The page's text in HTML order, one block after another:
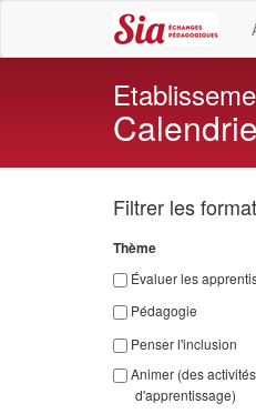
Filtrer les
Thème
Évaluer les
Pédagogie
Penser l'inclusion
Animer (des activités
d'apprentissage)